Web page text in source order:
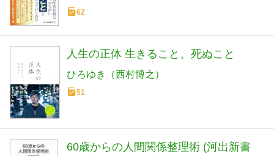
62
人生の正体 生きること、死ぬこと
ひろゆき（西村博之）
51
60歳からの人間関係整理術 (河出新書